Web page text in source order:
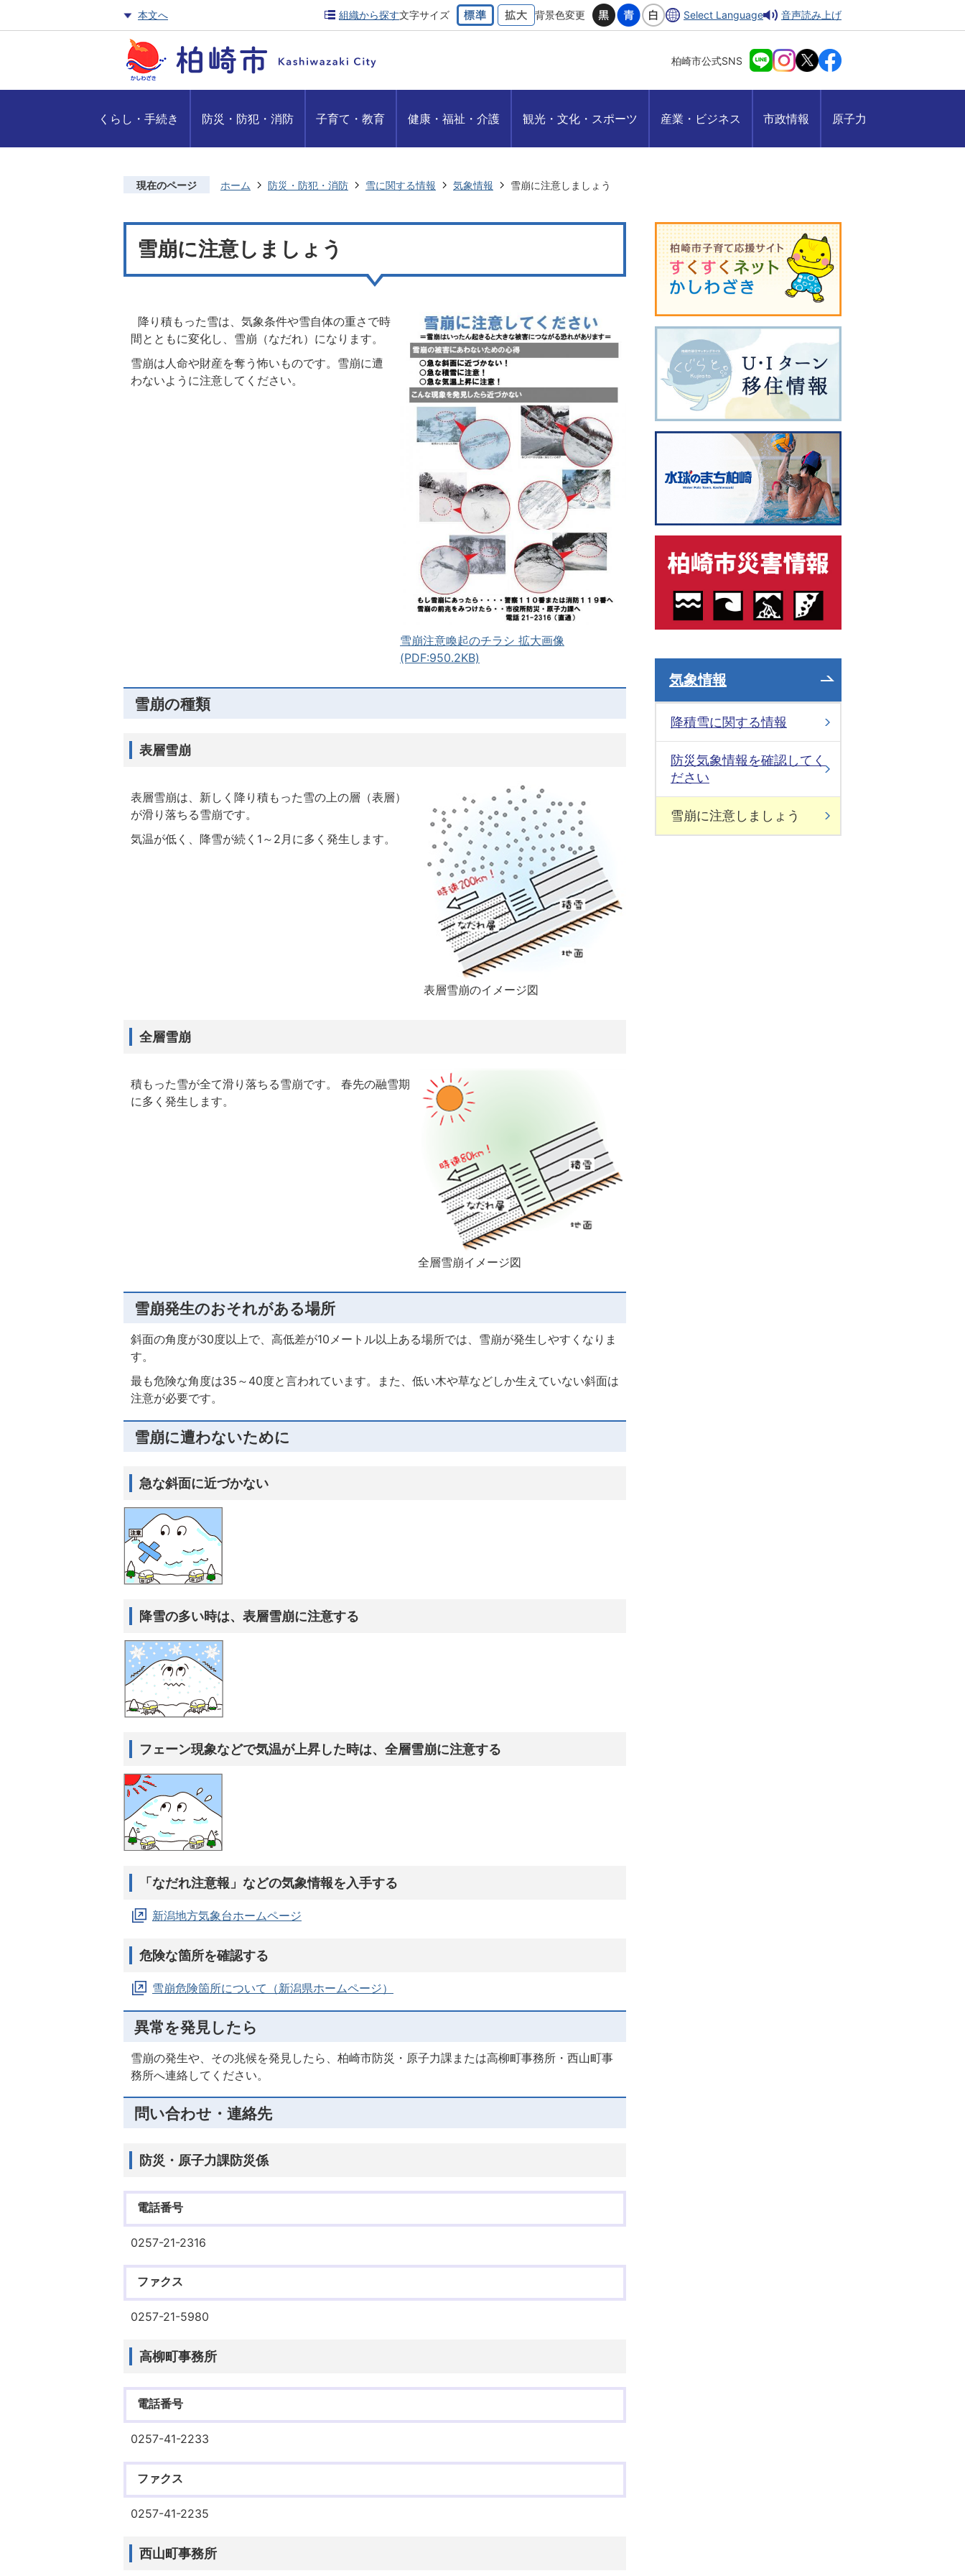
本文へ 組織から探す文字サイズ 背景色変更 Select Language 音声読み上げ
柏崎市公式SNS
くらし・手続き 防災・防犯・消防 子育て・教育 健康・福祉・介護 観光・文化・スポーツ 産業・ビジネス 市政情報 原子力
現在のページ ホーム 防災・防犯・消防 雪に関する情報 気象情報 雪崩に注意しましょう
雪崩に注意しましょう
雪崩注意喚起のチラシ 拡大画像
(PDF:950.2KB)
降り積もった雪は、気象条件や雪自体の重さで時
間とともに変化し、雪崩（なだれ）になります。
雪崩は人命や財産を奪う怖いものです。雪崩に遭
わないように注意してください。
雪崩の種類
表層雪崩
表層雪崩のイメージ図
表層雪崩は、新しく降り積もった雪の上の層（表層）
が滑り落ちる雪崩です。
気温が低く、降雪が続く1～2月に多く発生します。
全層雪崩
全層雪崩イメージ図
積もった雪が全て滑り落ちる雪崩です。 春先の融雪期
に多く発生します。
雪崩発生のおそれがある場所
斜面の角度が30度以上で、高低差が10メートル以上ある場所では、雪崩が発生しやすくなりま
す。
最も危険な角度は35～40度と言われています。また、低い木や草などしか生えていない斜面は
注意が必要です。
雪崩に遭わないために
急な斜面に近づかない
降雪の多い時は、表層雪崩に注意する
フェーン現象などで気温が上昇した時は、全層雪崩に注意する
「なだれ注意報」などの気象情報を入手する
新潟地方気象台ホームページ
危険な箇所を確認する
雪崩危険箇所について（新潟県ホームページ）
異常を発見したら
雪崩の発生や、その兆候を発見したら、柏崎市防災・原子力課または高柳町事務所・西山町事
務所へ連絡してください。
問い合わせ・連絡先
防災・原子力課防災係
電話番号
0257-21-2316
ファクス
0257-21-5980
高柳町事務所
電話番号
0257-41-2233
ファクス
0257-41-2235
西山町事務所
気象情報
降積雪に関する情報
防災気象情報を確認してく
ださい
雪崩に注意しましょう